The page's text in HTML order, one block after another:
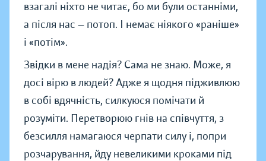
взагалі ніхто не читає, бо ми були останніми,
а після нас — потоп. І немає ніякого «раніше»
і «потім».
Звідки в мене надія? Сама не знаю. Може, я
досі вірю в людей? Адже я щодня підживлюю
в собі вдячність, силкуюся помічати й
розуміти. Перетворюю гнів на співчуття, з
безсилля намагаюся черпати силу і, попри
розчарування, йду невеликими кроками під